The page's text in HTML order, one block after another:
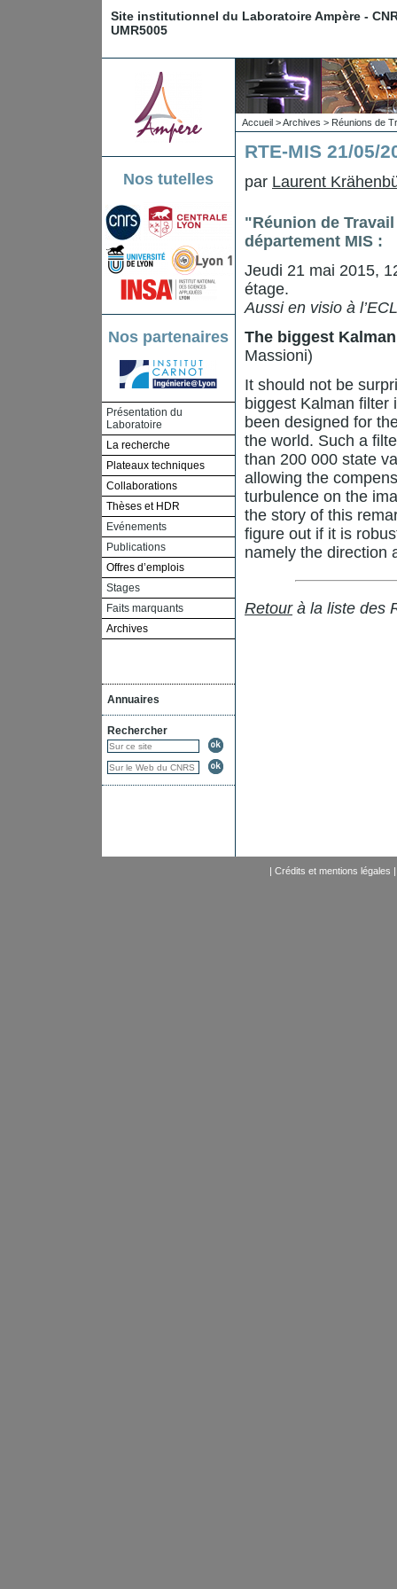
Site institutionnel du Laboratoire Ampère -
UMR5005
Nos tutelles
Nos partenaires
Présentation du
Laboratoire
La recherche
Plateaux techniques
Collaborations
Thèses et HDR
Evénements
Publications
Offres d’emplois
Stages
Faits marquants
Archives
Annuaires
Rechercher
Accueil >Archives > Réunions de
RTE-MIS 21/05/
par Laurent
"Réunion de
département MIS :
Jeudi 21 mai 2015,
étage.
Aussi en visio à
The biggest
Massioni)
It should not be
biggest Kalman filter
been designed for
the world. Such a
than 200 000 state
allowing the
turbulence on the
the story of this
figure out if it is
namely the direction
Retourà la liste des
| Crédits et mentions légales